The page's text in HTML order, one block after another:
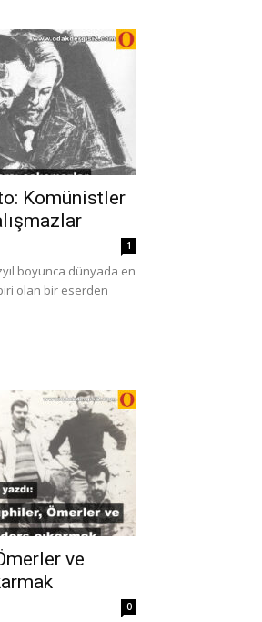
Komünistler
1
boyunca dünyada en
olan bir eserden
ve
0
GÜNCEL
Bir tosuncuk daha: 30 bin
dolandırdı!